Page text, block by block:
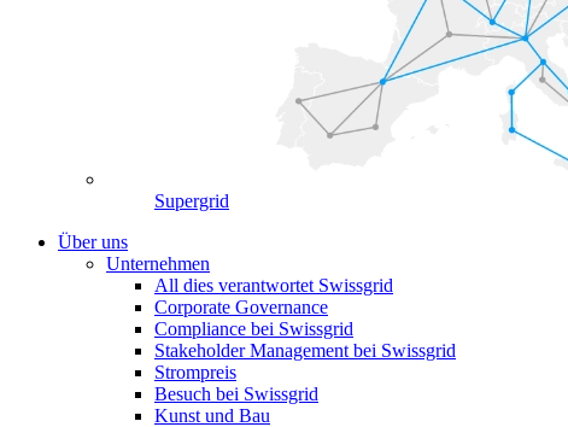
Supergrid
Über uns
Unternehmen
All dies verantwortet Swissgrid
Corporate Governance
Compliance bei Swissgrid
Stakeholder Management bei Swissgrid
Strompreis
Besuch bei Swissgrid
Kunst und Bau